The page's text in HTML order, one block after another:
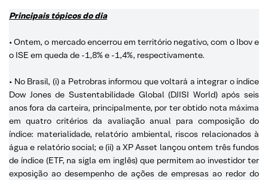
Principais tópicos do dia
• Ontem, o mercado encerrou em território negativo, com o Ibov e
o ISE em queda de -1,8% e -1,4%, respectivamente.
• No Brasil, (i) a Petrobras informou que voltará a integrar o índice
Dow Jones de Sustentabilidade Global (DJISI World) após seis
anos fora da carteira, principalmente, por ter obtido nota máxima
em quatro critérios da avaliação anual para composição do
índice: materialidade, relatório ambiental, riscos relacionados à
água e relatório social; e (ii) a XP Asset lançou ontem três fundos
de índice (ETF, na sigla em inglês) que permitem ao investidor ter
exposição ao desempenho de ações de empresas ao redor do